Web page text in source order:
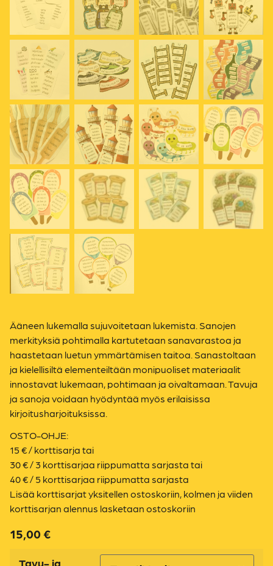
Ääneen lukemalla sujuvoitetaan lukemista. Sanojen
merkityksiä pohtimalla kartutetaan sanavarastoa ja
haastetaan luetun ymmärtämisen taitoa. Sanastoltaan
ja kielellisiltä elementeiltään monipuoliset materiaalit
innostavat lukemaan, pohtimaan ja oivaltamaan. Tavuja
ja sanoja voidaan hyödyntää myös erilaisissa
kirjoitusharjoituksissa.
OSTO-OHJE:
15 € / korttisarja tai
30 € / 3 korttisarjaa riippumatta sarjasta tai
40 € / 5 korttisarjaa riippumatta sarjasta
Lisää korttisarjat yksitellen ostoskoriin, kolmen ja viiden
korttisarjan alennus lasketaan ostoskoriin
15,00€
Tavu- ja